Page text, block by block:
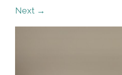
Next →